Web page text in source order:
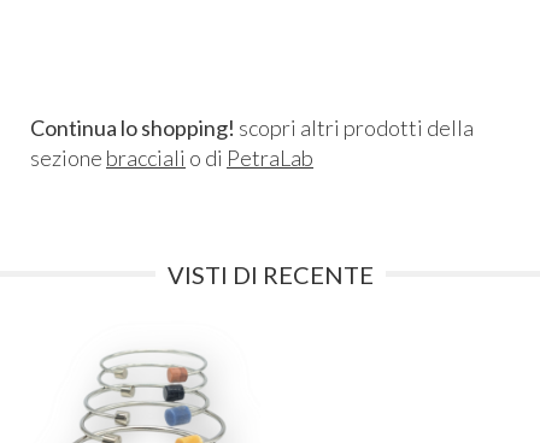
Continua lo shopping! scopri altri prodotti della
sezione bracciali o di PetraLab
VISTI DI RECENTE